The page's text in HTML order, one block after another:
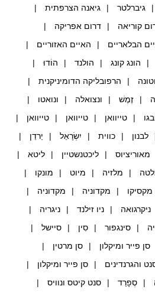
גיאנה הצרפתית
גיברלטר
דרום אפריקה
קוריאה
האיים האזוריים
הבלאריים
הוֹדוּ
הולנד הונג קונג
הרפובליקה הדומיניקנית
ונואטו
ונצואלה זֶמֶשׁ
טייוואן
טייוואן טייוואן
יַרדֵן
יִשְׂרָאֵל כווית לבנון
ליטא
ליכטנשטיין מאוריציוס
מונקו
מיוט מלזיה
מקדוניה
מקדוניה מקסיקו
ניגריה
ניו זילנד ניקרגואה
סיישל
סִין סינגפור
סן מרטין
סן פייר ומיקלון
סן פייר ומיקלון
והגרנדינים
סנט קיטס ונוויס
סְפָרַד